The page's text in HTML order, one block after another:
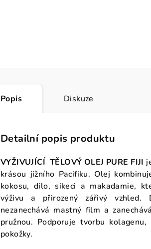
Popis Diskuze
Detailní popis produktu
VYŽIVUJÍCÍ TĚLOVÝ OLEJ PURE FIJI
krásou jižního Pacifiku. Olej
kokosu, dilo, sikeci a makadamie,
výživu a přirozený zářivý vzhled.
nezanechává mastný film a
pružnou. Podporuje tvorbu
pokožky.